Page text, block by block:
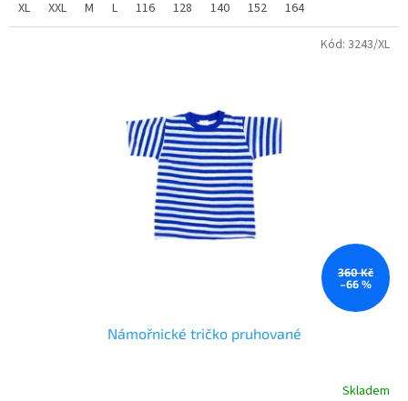
XL
XXL M L 116 128 140 152 164
360 Kč
–66 %
Námořnické tričko pruhované
Skladem
Kód: 3243/XL